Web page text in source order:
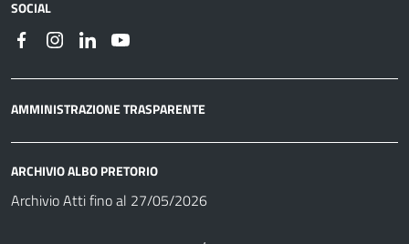
SOCIAL
AMMINISTRAZIONE TRASPARENTE
ARCHIVIO ALBO PRETORIO
Archivio Atti fino al 27/05/2026